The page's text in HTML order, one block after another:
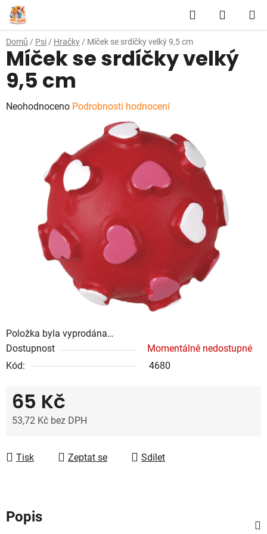
Přejít
na
obsah
Hledat
KOŠÍK
Domů / Psi / Hračky / Míček se srdíčky velký 9,5 cm
Položka byla vyprodána…
Dostupnost
Momentálně nedostupné
Kód:
4680
65 Kč
53,72 Kč bez DPH
Tisk
Zeptat se Sdílet
Míček se srdíčky velký
9,5 cm
Průměrné
hvězdiček.
Neohodnoceno Podrobnosti hodnocení
Popis